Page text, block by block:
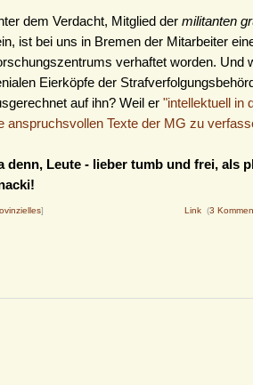
dem Verdacht, Mitglied der militanten
ist bei uns in Bremen der Mitarbeiter
verhaftet worden. Und
Eierköpfe der
auf ihn? Weil er "intellektuell in
anspruchsvollen Texte der MG zu
denn, Leute - lieber tumb und frei, als
] Link (3